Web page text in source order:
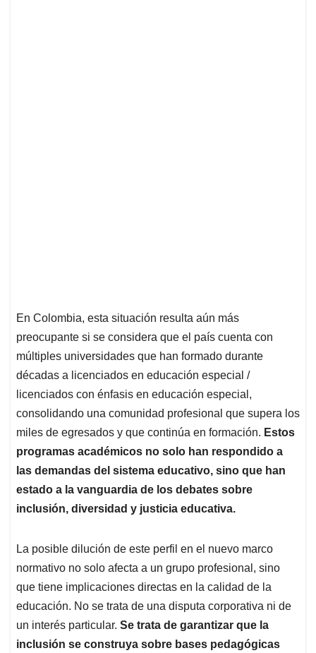
En Colombia, esta situación resulta aún más
preocupante si se considera que el país cuenta con
múltiples universidades que han formado durante
décadas a licenciados en educación especial /
licenciados con énfasis en educación especial,
consolidando una comunidad profesional que supera los
miles de egresados y que continúa en formación. Estos
programas académicos no solo han respondido a
las demandas del sistema educativo, sino que han
estado a la vanguardia de los debates sobre
inclusión, diversidad y justicia educativa.
La posible dilución de este perfil en el nuevo marco
normativo no solo afecta a un grupo profesional, sino
que tiene implicaciones directas en la calidad de la
educación. No se trata de una disputa corporativa ni de
un interés particular. Se trata de garantizar que la
inclusión se construya sobre bases pedagógicas